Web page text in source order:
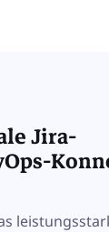
Jira-